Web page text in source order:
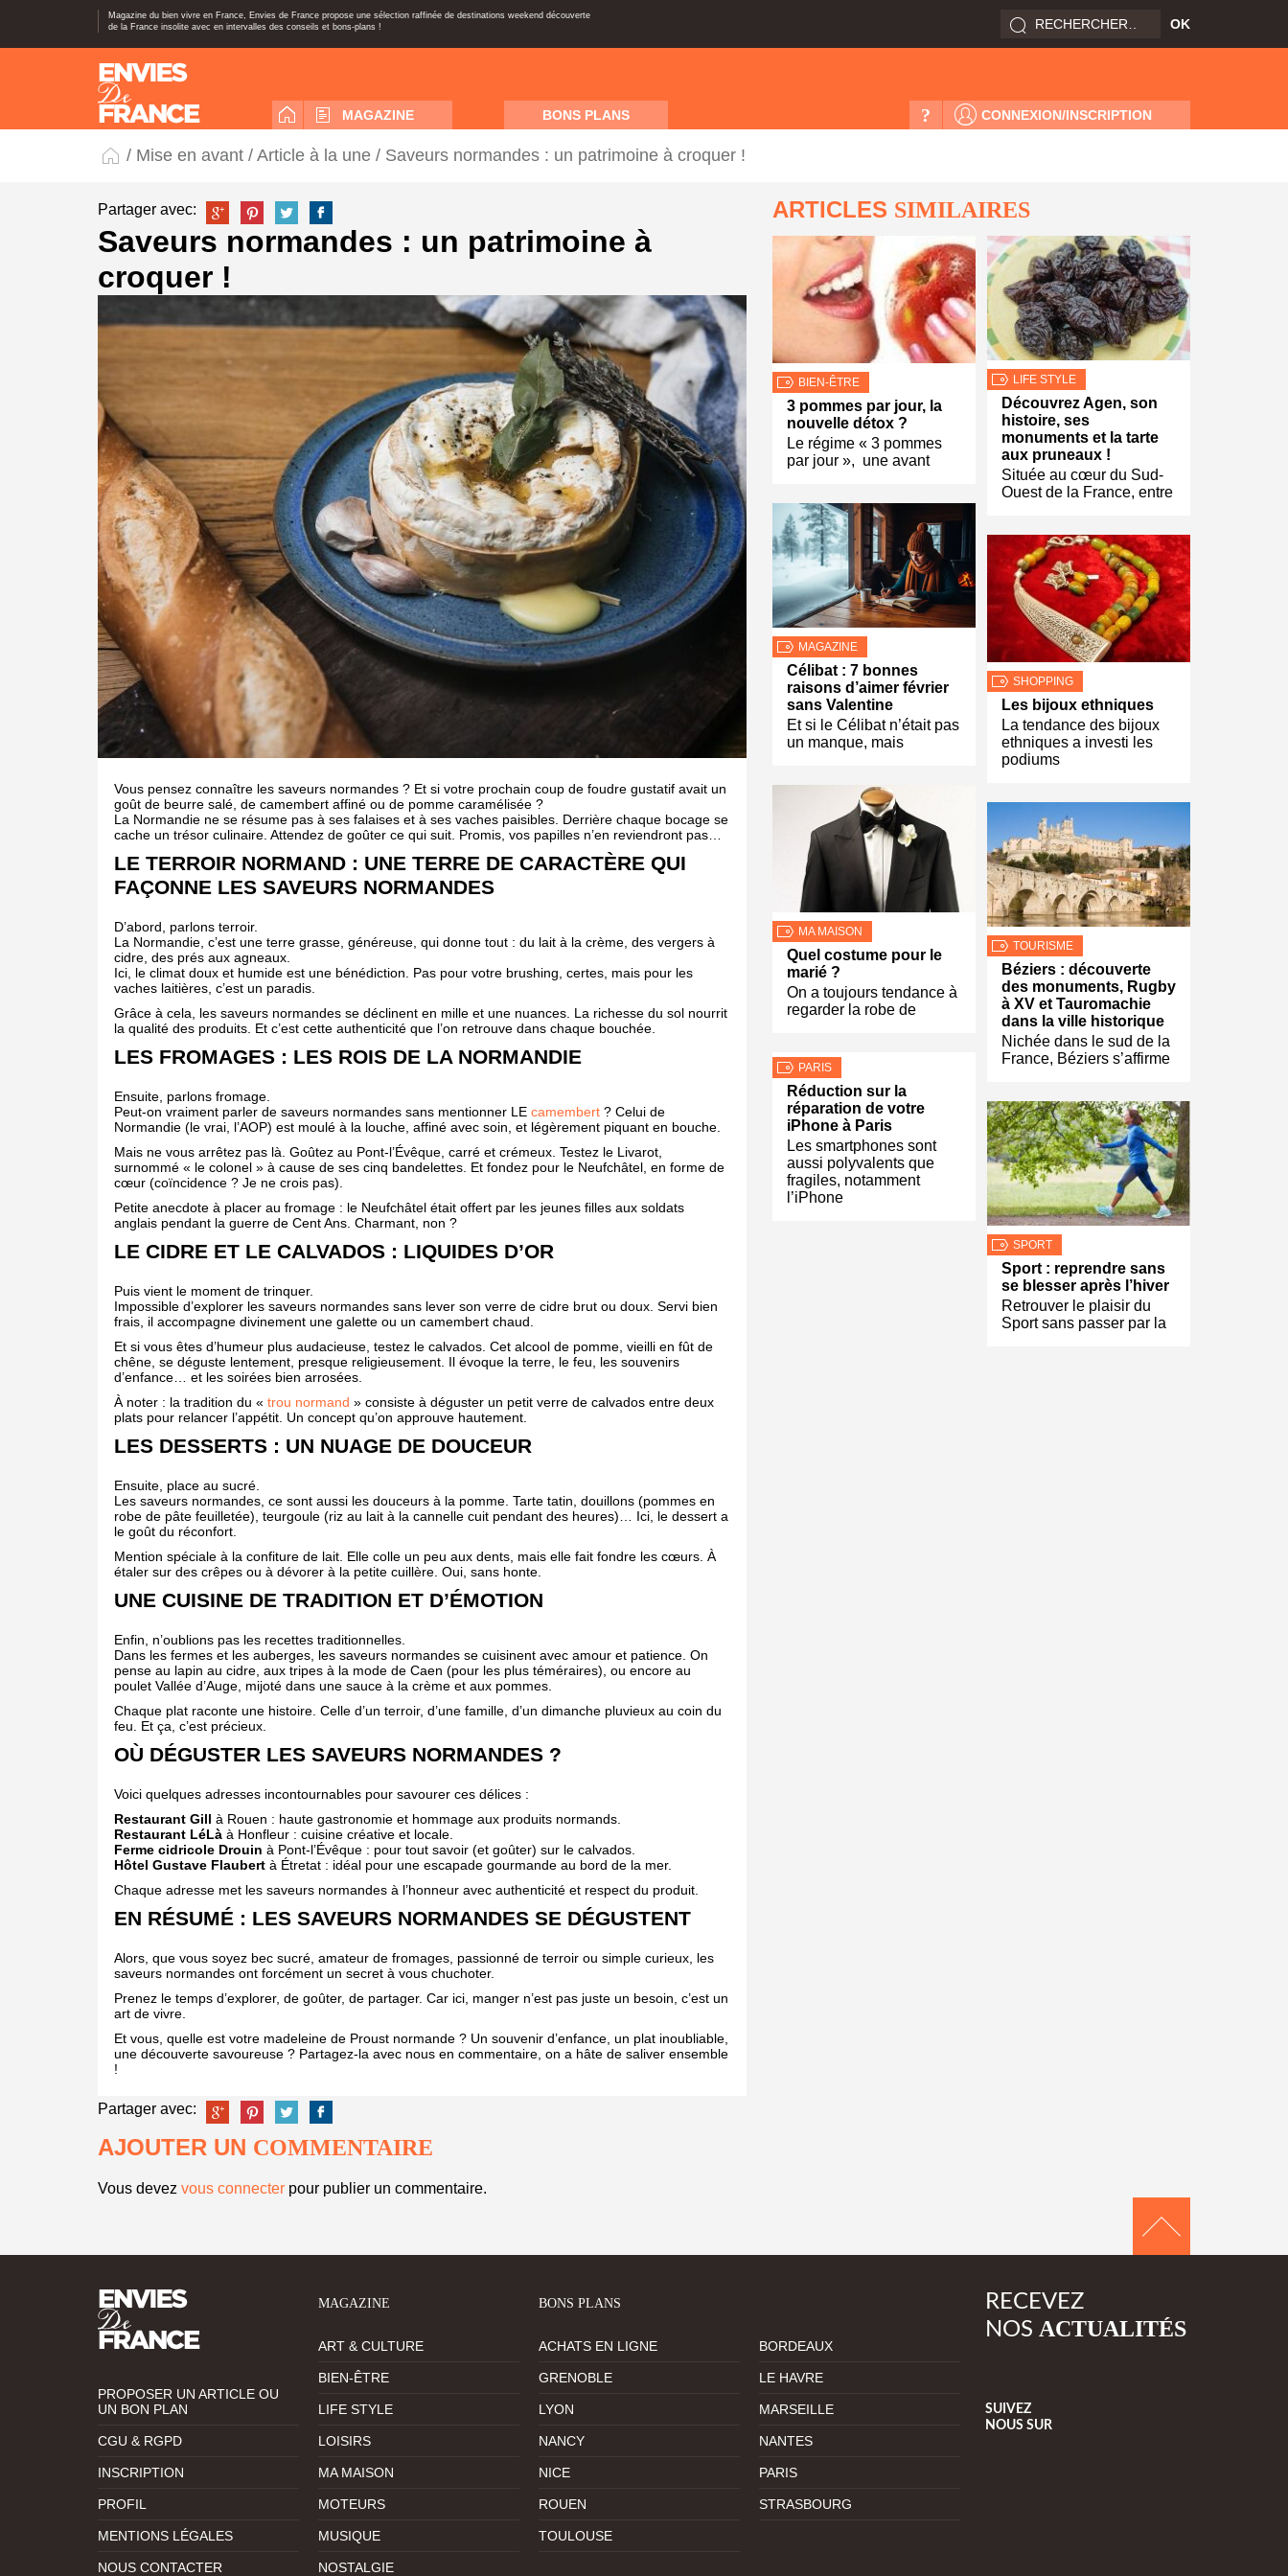
Magazine du bien vivre en France, Envies de France propose une sélection raffinée de destinations weekend découverte
de la France insolite avec en intervalles des conseils et bons-plans !
MAGAZINE BONS PLANS CONNEXION/INSCRIPTION
?
/ Mise en avant / Article à la une / Saveurs normandes : un patrimoine à croquer !
Partager avec:
Saveurs normandes : un patrimoine à
croquer !
Vous pensez connaître les saveurs normandes ? Et si votre prochain coup de foudre gustatif avait un
goût de beurre salé, de camembert affiné ou de pomme caramélisée ?
La Normandie ne se résume pas à ses falaises et à ses vaches paisibles. Derrière chaque bocage se
cache un trésor culinaire. Attendez de goûter ce qui suit. Promis, vos papilles n’en reviendront pas…
LE TERROIR NORMAND : UNE TERRE DE CARACTÈRE QUI
FAÇONNE LES SAVEURS NORMANDES
D’abord, parlons terroir.
La Normandie, c’est une terre grasse, généreuse, qui donne tout : du lait à la crème, des vergers à
cidre, des prés aux agneaux.
Ici, le climat doux et humide est une bénédiction. Pas pour votre brushing, certes, mais pour les
vaches laitières, c’est un paradis.
Grâce à cela, les saveurs normandes se déclinent en mille et une nuances. La richesse du sol nourrit
la qualité des produits. Et c’est cette authenticité que l’on retrouve dans chaque bouchée.
LES FROMAGES : LES ROIS DE LA NORMANDIE
Ensuite, parlons fromage.
Peut-on vraiment parler de saveurs normandes sans mentionner LE camembert ? Celui de
Normandie (le vrai, l’AOP) est moulé à la louche, affiné avec soin, et légèrement piquant en bouche.
Mais ne vous arrêtez pas là. Goûtez au Pont-l’Évêque, carré et crémeux. Testez le Livarot,
surnommé « le colonel » à cause de ses cinq bandelettes. Et fondez pour le Neufchâtel, en forme de
cœur (coïncidence ? Je ne crois pas).
Petite anecdote à placer au fromage : le Neufchâtel était offert par les jeunes filles aux soldats
anglais pendant la guerre de Cent Ans. Charmant, non ?
LE CIDRE ET LE CALVADOS : LIQUIDES D’OR
Puis vient le moment de trinquer.
Impossible d’explorer les saveurs normandes sans lever son verre de cidre brut ou doux. Servi bien
frais, il accompagne divinement une galette ou un camembert chaud.
Et si vous êtes d’humeur plus audacieuse, testez le calvados. Cet alcool de pomme, vieilli en fût de
chêne, se déguste lentement, presque religieusement. Il évoque la terre, le feu, les souvenirs
d’enfance… et les soirées bien arrosées.
À noter : la tradition du « trou normand » consiste à déguster un petit verre de calvados entre deux
plats pour relancer l’appétit. Un concept qu’on approuve hautement.
LES DESSERTS : UN NUAGE DE DOUCEUR
Ensuite, place au sucré.
Les saveurs normandes, ce sont aussi les douceurs à la pomme. Tarte tatin, douillons (pommes en
robe de pâte feuilletée), teurgoule (riz au lait à la cannelle cuit pendant des heures)… Ici, le dessert a
le goût du réconfort.
Mention spéciale à la confiture de lait. Elle colle un peu aux dents, mais elle fait fondre les cœurs. À
étaler sur des crêpes ou à dévorer à la petite cuillère. Oui, sans honte.
UNE CUISINE DE TRADITION ET D’ÉMOTION
Enfin, n’oublions pas les recettes traditionnelles.
Dans les fermes et les auberges, les saveurs normandes se cuisinent avec amour et patience. On
pense au lapin au cidre, aux tripes à la mode de Caen (pour les plus téméraires), ou encore au
poulet Vallée d’Auge, mijoté dans une sauce à la crème et aux pommes.
Chaque plat raconte une histoire. Celle d’un terroir, d’une famille, d’un dimanche pluvieux au coin du
feu. Et ça, c’est précieux.
OÙ DÉGUSTER LES SAVEURS NORMANDES ?
Voici quelques adresses incontournables pour savourer ces délices :
Restaurant Gill à Rouen : haute gastronomie et hommage aux produits normands.
Restaurant LéLà à Honfleur : cuisine créative et locale.
Ferme cidricole Drouin à Pont-l’Évêque : pour tout savoir (et goûter) sur le calvados.
Hôtel Gustave Flaubert à Étretat : idéal pour une escapade gourmande au bord de la mer.
Chaque adresse met les saveurs normandes à l’honneur avec authenticité et respect du produit.
EN RÉSUMÉ : LES SAVEURS NORMANDES SE DÉGUSTENT
Alors, que vous soyez bec sucré, amateur de fromages, passionné de terroir ou simple curieux, les
saveurs normandes ont forcément un secret à vous chuchoter.
Prenez le temps d’explorer, de goûter, de partager. Car ici, manger n’est pas juste un besoin, c’est un
art de vivre.
Et vous, quelle est votre madeleine de Proust normande ? Un souvenir d’enfance, un plat inoubliable,
une découverte savoureuse ? Partagez-la avec nous en commentaire, on a hâte de saliver ensemble
!
Partager avec:
AJOUTER UN COMMENTAIRE
Vous devez vous connecter pour publier un commentaire.
ARTICLES SIMILAIRES
BIEN-ÊTRE
3 pommes par jour, la
nouvelle détox ?
Le régime « 3 pommes
par jour », une avant
MAGAZINE
Célibat : 7 bonnes
raisons d’aimer février
sans Valentine
Et si le Célibat n’était pas
un manque, mais
MA MAISON
Quel costume pour le
marié ?
On a toujours tendance à
regarder la robe de
PARIS
Réduction sur la
réparation de votre
iPhone à Paris
Les smartphones sont
aussi polyvalents que
fragiles, notamment
l’iPhone
LIFE STYLE
Découvrez Agen, son
histoire, ses
monuments et la tarte
aux pruneaux !
Située au cœur du Sud-
Ouest de la France, entre
SHOPPING
Les bijoux ethniques
La tendance des bijoux
ethniques a investi les
podiums
TOURISME
Béziers : découverte
des monuments, Rugby
à XV et Tauromachie
dans la ville historique
Nichée dans le sud de la
France, Béziers s’affirme
SPORT
Sport : reprendre sans
se blesser après l’hiver
Retrouver le plaisir du
Sport sans passer par la
PROPOSER UN ARTICLE OU
UN BON PLAN
CGU & RGPD
INSCRIPTION
PROFIL
MENTIONS LÉGALES
NOUS CONTACTER
MAGAZINE
ART & CULTURE
BIEN-ÊTRE
LIFE STYLE
LOISIRS
MA MAISON
MOTEURS
MUSIQUE
NOSTALGIE
BONS PLANS
ACHATS EN LIGNE BORDEAUX
GRENOBLE LE HAVRE
LYON MARSEILLE
NANCY NANTES
NICE PARIS
ROUEN STRASBOURG
TOULOUSE
RECEVEZ
NOS ACTUALITÉS
SUIVEZ
NOUS SUR